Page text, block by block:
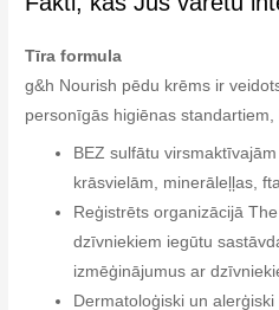
Tīra formula
g&h Nourish pēdu krēms ir
personīgās higiēnas standartiem,
BEZ sulfātu
krāsvielām, minerāleļļas,
Reģistrēts organizācijā
dzīvniekiem iegūtu
izmēģinājumus ar
Dermatoloģiski un